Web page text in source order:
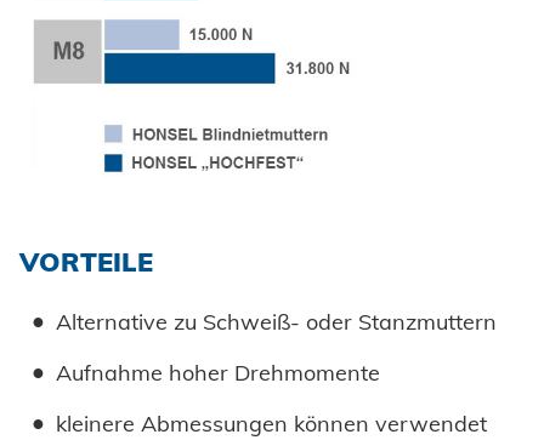
Qualitätssicherung
Anlagenbau
Maritim
Erneuerbare Energien
E-Mobility
Klimatechnik
Newsletter
CAD Downloads
KARRIERE @ HONSEL
Stellenangebote
Wir bilden aus
Berufe bei Honsel
Suche
Datenschutz
VORTEILE
Alternative zu Schweiß- oder Stanzmuttern
Aufnahme hoher Drehmomente
kleinere Abmessungen können verwendet